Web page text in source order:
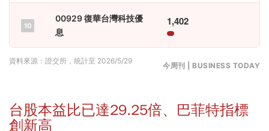
10
00929 復華台灣科技優
息
1,402
資料來源：證交所，統計至 2026/5/29
今周刊 | BUSINESS TODAY
台股本益比已達29.25倍、巴菲特指標
創新高